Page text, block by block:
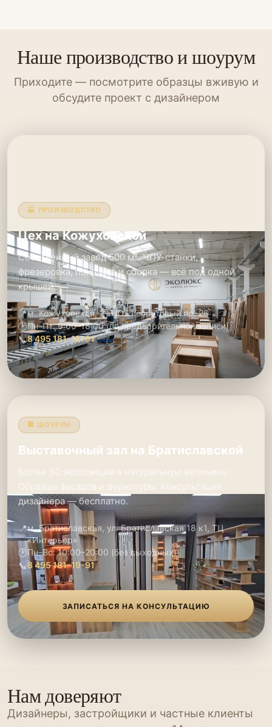
Наше производство и шоурум
Приходите — посмотрите образцы вживую и
обсудите проект с дизайнером
🏭 ПРОИЗВОДСТВО
Цех на Кожуховской
Собственный завод 500 м². ЧПУ-станки,
фрезеровка, покраска и сборка — всё под одной
крышей.
📍м. Кожуховская, 2-й Южнопортовый пр. 26
🕑Пн–Пт: 9:00–18:00 (по предварительной записи)
📞8 495 181-19-91
🏢 ШОУРУМ
Выставочный зал на Братиславской
Более 30 экспозиций в натуральную величину.
Образцы фасадов и фурнитуры. Консультация
дизайнера — бесплатно.
📍м. Братиславская, ул. Братиславская 18 к1, ТЦ
«Интерьер»
🕑Пн–Вс: 10:00–20:00 (без выходных)
📞8 495 181-19-91
ЗАПИСАТЬСЯ НА КОНСУЛЬТАЦИЮ
Нам доверяют
Дизайнеры, застройщики и частные клиенты